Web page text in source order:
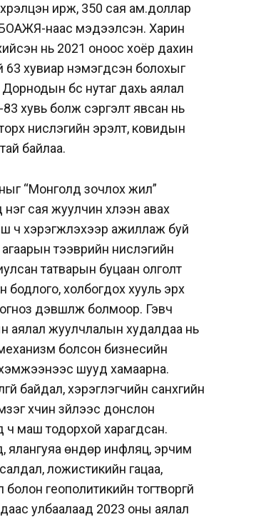
ирж, 350 сая ам.доллар
БОАЖЯ-наас мэдээлсэн. Харин
нь 2021 оноос хоёр дахин
63 хувиар нэмэгдсэн болохыг
бүс нутаг дахь аялал
хувь болж сэргэлт явсан нь
нислэгийн эрэлт, ковидын
байлаа.
“Монголд зочлох жил”
сая жуулчин хүлээн авах
ч хэрэгжүүлэхээр ажиллаж буй
тээврийн нислэгийн
татварын буцаан олголт
холбогдох хууль эрх
дэвшүүлж болмоор. Гэвч
аялал жуулчлалын худалдаа нь
механизм болсон бизнесийн
шууд хамаарна.
байдал, хэрэглэгчийн санхүүгийн
хүчин зүйлээс донслон
ч маш тодорхой харагдсан.
ялангуяа өндөр инфляц, эрчим
ложистикийн гацаа,
геополитикийн тогтворгүй
улбаалаад 2023 оны аялал